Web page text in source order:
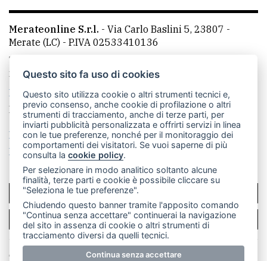
Merateonline S.r.l. - Via Carlo Baslini 5, 23807 -
Merate (LC) - P.IVA 02533410136
Telefono:
mail: redazione@merateonline.it
La redazione
CasateOnline LeccoOnline
RSS
Made by VIP
Privacy policy
Cookie policy
Rivedi le tue scelte sui cookie
SCRIVICI
PER LA TUA PUBBLICITÀ
© Copyright Merateonline S.r.l. - Tutti i diritti riservati.
Questo sito fa uso di cookies
Questo sito utilizza cookie o altri strumenti tecnici e,
previo consenso, anche cookie di profilazione o altri
strumenti di tracciamento, anche di terze parti, per
inviarti pubblicità personalizzata e offrirti servizi in linea
con le tue preferenze, nonché per il monitoraggio dei
comportamenti dei visitatori. Se vuoi saperne di più
consulta lacookie policy.
Per selezionare in modo analitico soltanto alcune
finalità, terze parti e cookie è possibile cliccare su
"Seleziona le tue preferenze".
Chiudendo questo banner tramite l'apposito comando
"Continua senza accettare" continuerai la navigazione
del sito in assenza di cookie o altri strumenti di
tracciamento diversi da quelli tecnici.
Continua senza accettare